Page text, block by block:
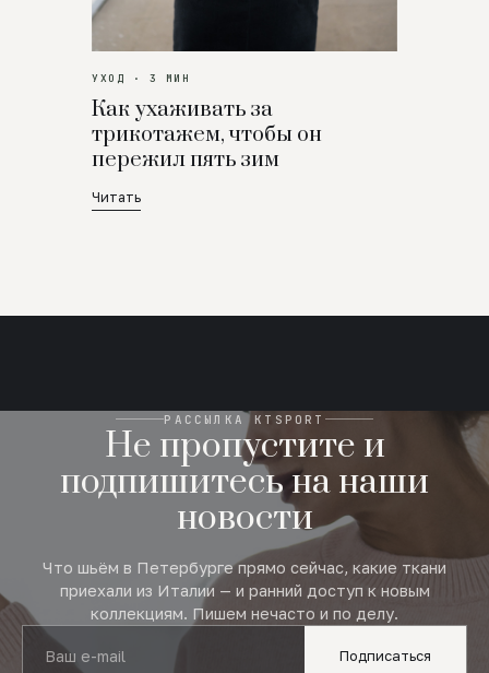
УХОД · 3 МИН
Как ухаживать за
трикотажем, чтобы он
пережил пять зим
Читать
РАССЫЛКА KTSPORT
Не пропустите и
подпишитесь на наши
новости
Что шьём в Петербурге прямо сейчас, какие ткани
приехали из Италии — и ранний доступ к новым
коллекциям. Пишем нечасто и по делу.
Подписаться